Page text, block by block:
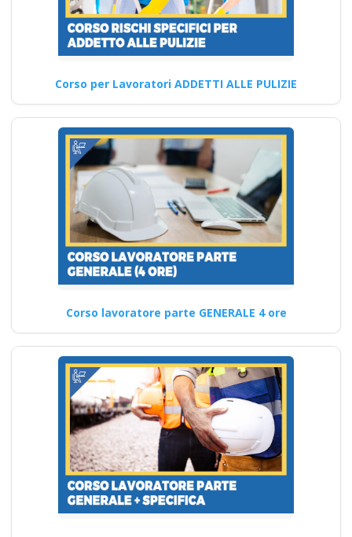
Ente formativo di prestigio per
la sicurezza a Crotone Nuovo
accordo stato…
Continua
Corso
aggiornamento D.lgs
81 2008: RSPP
medio Rischio -
Consigli
formazione
dei contenuti formativi con le
migliori pratiche
internazionali…
Continua
Corso per Lavoratori ADDETTI ALLE PULIZIE
Corso lavoratore parte GENERALE 4 ore